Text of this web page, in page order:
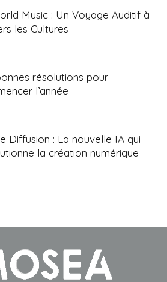
Music : Un Voyage Auditif à
les Cultures
résolutions pour
l’année
Diffusion : La nouvelle IA qui
la création numérique